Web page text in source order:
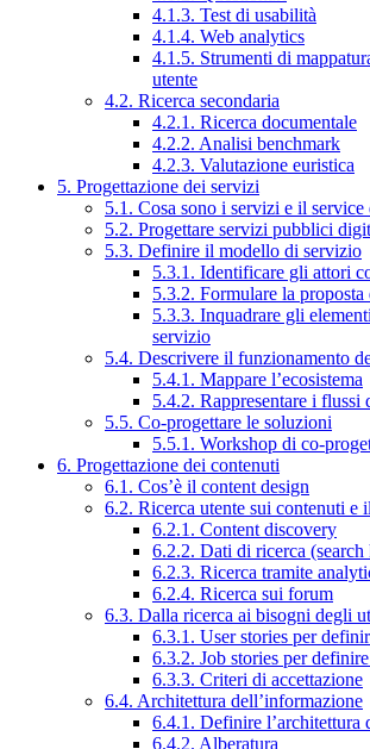
4.1.3. Test di usabilità
4.1.4. Web analytics
4.1.5. Strumenti di
utente
4.2. Ricerca secondaria
4.2.1. Ricerca documentale
4.2.2. Analisi benchmark
4.2.3. Valutazione euristica
5. Progettazione dei servizi
5.1. Cosa sono i servizi e il service
5.2. Progettare servizi pubblici
5.3. Definire il modello di servizio
5.3.1. Identificare gli attori
5.3.2. Formulare la
5.3.3. Inquadrare gli
servizio
5.4. Descrivere il funzionamento
5.4.1. Mappare l’ecosistema
5.4.2. Rappresentare i flussi
5.5. Co-progettare le soluzioni
5.5.1. Workshop di co-
6. Progettazione dei contenuti
6.1. Cos’è il content design
6.2. Ricerca utente sui contenuti e
6.2.1. Content discovery
6.2.2. Dati di ricerca
6.2.3. Ricerca tramite
6.2.4. Ricerca sui forum
6.3. Dalla ricerca ai bisogni degli
6.3.1. User stories per
6.3.2. Job stories per
6.3.3. Criteri di accettazione
6.4. Architettura dell’informazione
6.4.1. Definire l’architettura
6.4.2. Alberatura